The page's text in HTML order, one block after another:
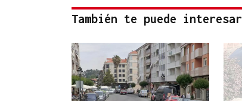
También te puede interesar